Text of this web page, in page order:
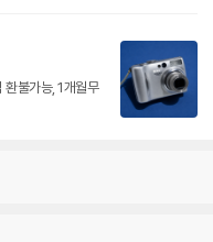
환불가능, 1개월무